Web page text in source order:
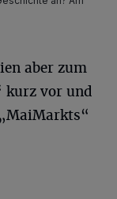
aber zum
kurz vor und